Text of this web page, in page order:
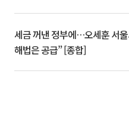
세금 꺼낸 정부에…오세훈 서
해법은 공급” [종합]